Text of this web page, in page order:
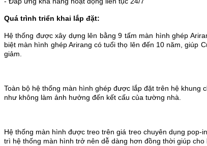
Quá trình triển khai lắp đặt:
Hệ thống được xây dựng lên bằng 9 tấm màn hình ghép
biệt màn hình ghép Arirang có tuổi thọ lên đến 10 năm, giúp
giảm.
Toàn bộ hệ thống màn hình ghép được lắp đặt trên hệ khung
như không làm ảnh hưởng đến kết cấu của tường nhà.
Hệ thống màn hình được treo trên giá treo chuyên dụng
trì hệ thống màn hình trở nên dễ dàng hơn đồng thời giúp